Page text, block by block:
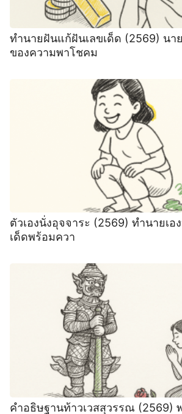
ทํานายฝันแก้ฝันเลขเด็ด (2569) นา
ของความพาโชคม
ตัวเองนั่งอุจจาระ (2569) ทํานายเอ
เด็ดพร้อมควา
คำอธิษฐานท้าวเวสสุวรรณ (2569)